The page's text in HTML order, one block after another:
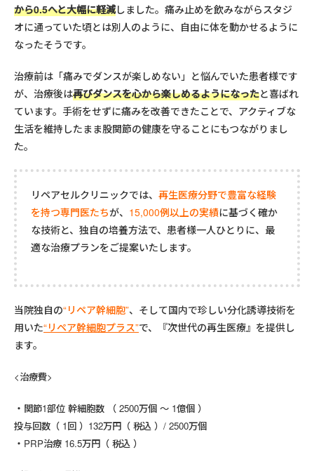
から0.5へと大幅に軽減しました。痛み止めを飲みながらスタジ
オに通っていた頃とは別人のように、自由に体を動かせるように
なったそうです。
治療前は「痛みでダンスが楽しめない」と悩んでいた患者様です
が、治療後は再びダンスを心から楽しめるようになったと喜ばれ
ています。手術をせずに痛みを改善できたことで、アクティブな
生活を維持したまま股関節の健康を守ることにもつながりまし
た。
リペアセルクリニックでは、 再生医療分野で豊富な経験
を持つ専門医たちが、 15,000例以上の実績に基づく確か
な技術と、独自の培養方法で、患者様一人ひとりに、最
適な治療プランをご提案いたします。
当院独自の“リペア幹細胞”、そして国内で珍しい分化誘導技術を
用いた“リペア幹細胞プラス”で、『次世代の再生医療』を提供し
ます。
<治療費>
関節1部位 幹細胞数 （ 2500万個 ～ 1億個 ）
投与回数（ 1回 ）132万円（ 税込 ）/ 2500万個
PRP治療 16.5万円（ 税込 ）